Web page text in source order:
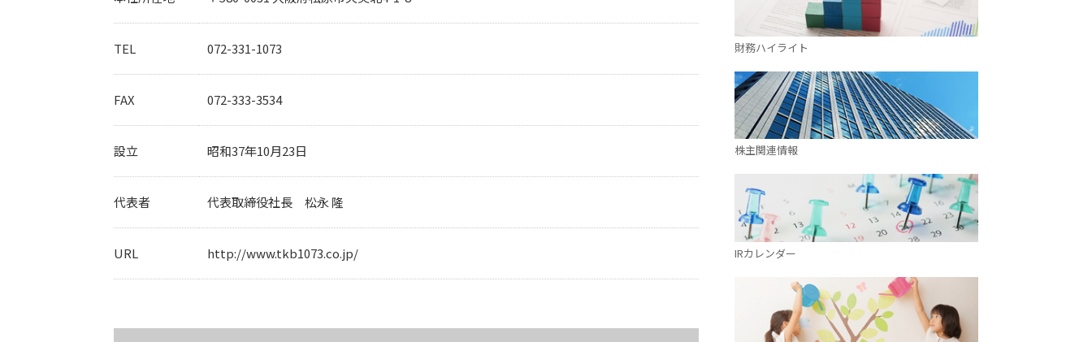
TEL 072-331-1073
FAX 072-333-3534
設立 昭和37年10月23日
代表者 代表取締役社長 松永 隆
URL http://www.tkb1073.co.jp/
財務ハイライト
株主関連情報
IRカレンダー